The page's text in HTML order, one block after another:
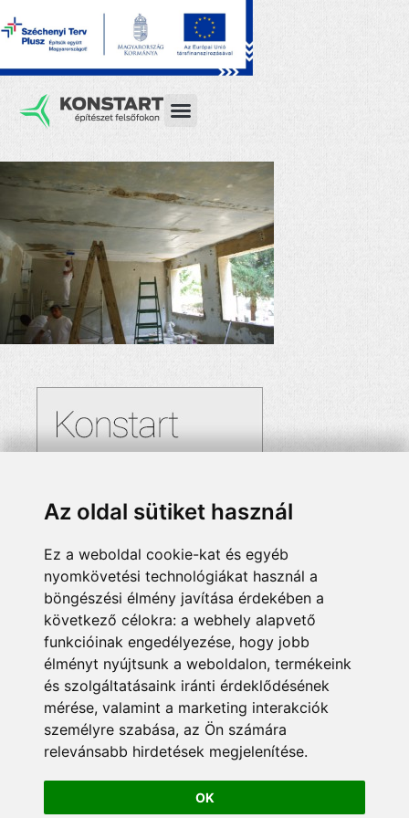
Az oldal sütiket használ
Ez a weboldal cookie-kat és egyéb
nyomkövetési technológiákat használ a
böngészési élmény javítása érdekében a
következő célokra: a webhely alapvető
funkcióinak engedélyezése, hogy jobb
élményt nyújtsunk a weboldalon, termékeink
és szolgáltatásaink iránti érdeklődésének
mérése, valamint a marketing interakciók
személyre szabása, az Ön számára
relevánsabb hirdetések megjelenítése.
OK